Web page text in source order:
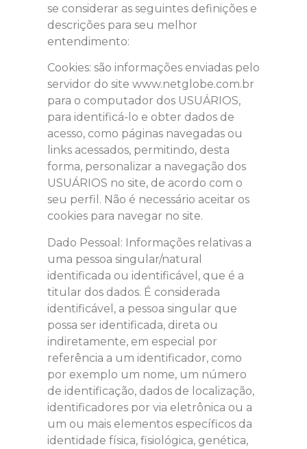
se considerar as seguintes definições e
descrições para seu melhor
entendimento:
Cookies: são informações enviadas pelo
servidor do site www.netglobe.com.br
para o computador dos USUÁRIOS,
para identificá-lo e obter dados de
acesso, como páginas navegadas ou
links acessados, permitindo, desta
forma, personalizar a navegação dos
USUÁRIOS no site, de acordo com o
seu perfil. Não é necessário aceitar os
cookies para navegar no site.
Dado Pessoal: Informações relativas a
uma pessoa singular/natural
identificada ou identificável, que é a
titular dos dados. É considerada
identificável, a pessoa singular que
possa ser identificada, direta ou
indiretamente, em especial por
referência a um identificador, como
por exemplo um nome, um número
de identificação, dados de localização,
identificadores por via eletrônica ou a
um ou mais elementos específicos da
identidade física, fisiológica, genética,